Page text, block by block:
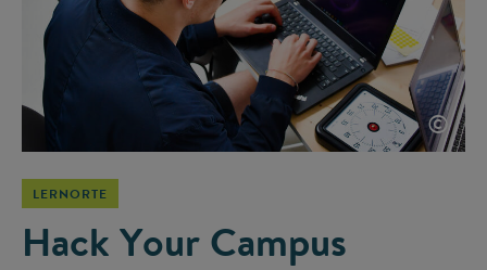
©
LERNORTE
Hack Your Campus